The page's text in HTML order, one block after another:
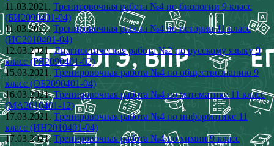
11.03.2021. Тренировочная работа №4 по биологии 9 класс
(БИ2090401-04)
11.03.2021.Тренировочная работа №4 по истории 11 класс
(ИС2010401-04)
12.03.2021.Диагностическая работа №2 по русскому языку 9
класс (РЯ2090401-02)
15.03.2021. Тренировочная работа №4 по обществознанию 9
класс (ОБ2090401-04)
16.03.2021.Тренировочная работа №4 по математике 11 класс
(МА2010401-12)
17.03.2021. Тренировочная работа №4 по информатике 11
класс (ИН2010401-04)
17.03.2021.Тренировочная работа №4 по химии 9 класс